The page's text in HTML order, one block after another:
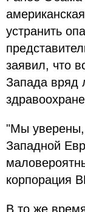
устранить
заявил, что
Запада вряд
"Мы уверены,
Западной
корпорация
В то же